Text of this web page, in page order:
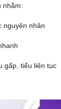
nhằm:
nguyên nhân
gấp, tiểu liên tục